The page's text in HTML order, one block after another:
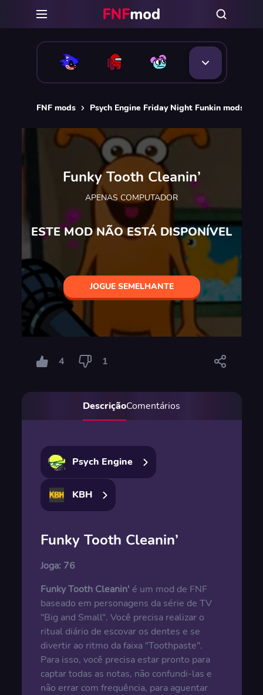
FNF mods Psych Engine Friday Night Funkin mods
Funky Tooth Cleanin’
APENAS COMPUTADOR
ESTE MOD NÃO ESTÁ DISPONÍVEL
JOGUE SEMELHANTE
4 1
DescriçãoComentários
Psych Engine
KBH
Funky Tooth Cleanin’
Joga: 76
Funky Tooth Cleanin' é um mod de FNF
baseado em personagens da série de TV
"Big and Small". Você precisa realizar o
ritual diário de escovar os dentes e se
divertir ao ritmo da faixa "Toothpaste".
Para isso, você precisa estar pronto para
captar todas as notas, não confundi-las e
não errar com frequência, para aguentar